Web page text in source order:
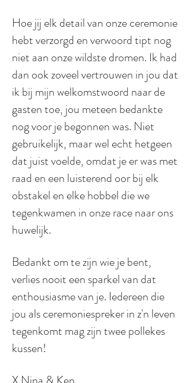
Hoe jij elk detail van onze ceremonie
hebt verzorgd en verwoord tipt nog
niet aan onze wildste dromen. Ik had
dan ook zoveel vertrouwen in jou dat
ik bij mijn welkomstwoord naar de
gasten toe, jou meteen bedankte
nog voor je begonnen was. Niet
gebruikelijk, maar wel echt hetgeen
dat juist voelde, omdat je er was met
raad en een luisterend oor bij elk
obstakel en elke hobbel die we
tegenkwamen in onze race naar ons
huwelijk.
Bedankt om te zijn wie je bent,
verlies nooit een sparkel van dat
enthousiasme van je. Iedereen die
jou als ceremoniespreker in z'n leven
tegenkomt mag zijn twee pollekes
kussen!